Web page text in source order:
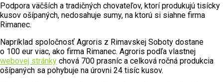
Podpora väčších a tradičných chovateľov, ktorí produkujú tisícky
kusov ošípaných, nedosahuje sumy, na ktorú si siahne firma
Rimanec.
Napríklad spoločnosť Agroris z Rimavskej Soboty dostane
o 100 eur viac, ako firma Rimanec. Agroris podľa vlastnej
webovej stránky chová 700 prasníc a celková ročná produkcia
ošípaných sa pohybuje na úrovni 24 tisíc kusov.